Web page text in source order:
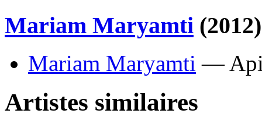
Mariam Maryamti (2012)
Mariam Maryamti —
Artistes similaires